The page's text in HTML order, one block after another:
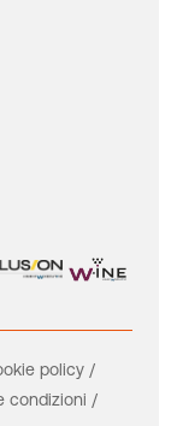
policy /
condizioni /